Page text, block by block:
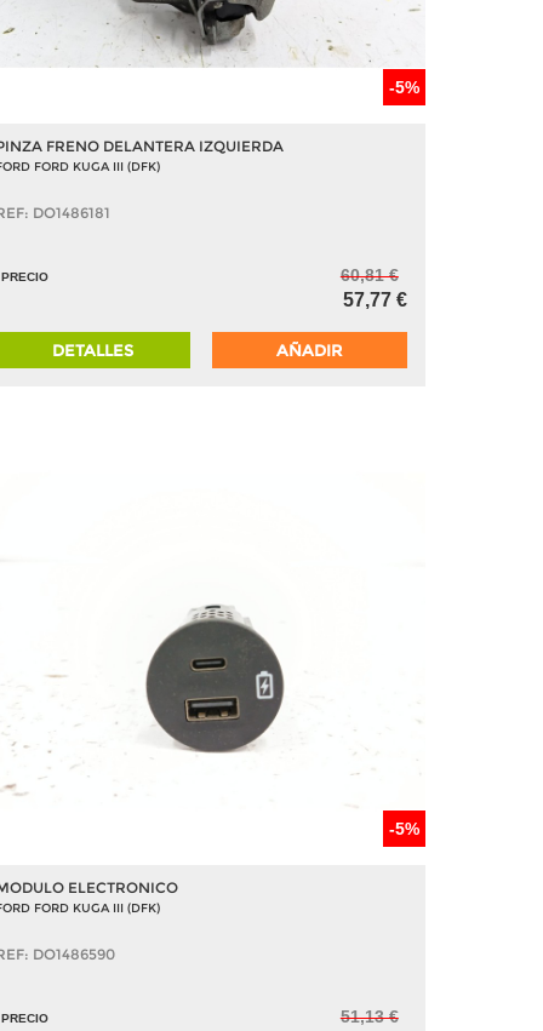
-5%
FRENO DELANTERA IZQUIERDA
FORD KUGA III (DFK)
DO1486181
PRECIO 60,81 €
57,77 €
DETALLES AÑADIR
-5%
ELECTRONICO
FORD KUGA III (DFK)
DO1486590
PRECIO 51,13 €